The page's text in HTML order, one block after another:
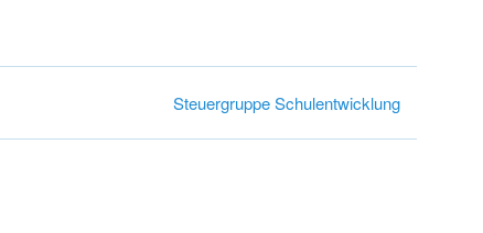
Steuergruppe Schulentwicklung